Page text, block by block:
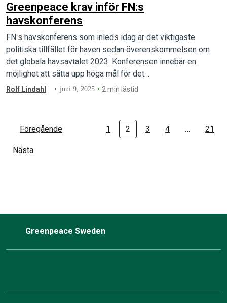
Greenpeace krav inför FN:s
havskonferens
FN:s havskonferens som inleds idag är det viktigaste
politiska tillfället för haven sedan överenskommelsen om
det globala havsavtalet 2023. Konferensen innebär en
möjlighet att sätta upp höga mål för det…
Rolf Lindahl juni 9, 2025 2 min lästid
Föregående 1 2 3 4 … 21
Nästa
Greenpeace Sweden